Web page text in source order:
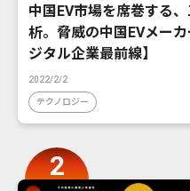
中国EV市場を席巻する
析。脅威の中国EVメー
ジタル企業最前線】
2022/2/2
テクノロジー